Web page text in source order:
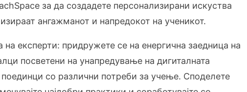
за да создадете персонализирани искуства
ангажманот и напредокот на ученикот.
на експерти: придружете се на енергична заедница на
посветени на унапредување на дигиталната
со различни потреби за учење. Споделете